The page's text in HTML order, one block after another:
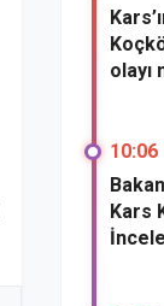
olayı
10:06
Kars